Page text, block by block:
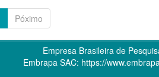
Póximo
Empresa Brasileira de
Embrapa SAC: https://